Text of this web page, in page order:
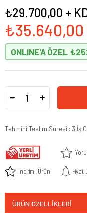
₺35.640,00
₺29.700,00 +
ONLINE'A ÖZEL
Tahmini Teslim Süresi : 3 İş
İndirimli Ürün Fiyat
ÜRÜN ÖZELLIKLERI